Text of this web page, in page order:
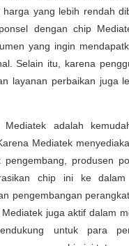
yang lebih rendah
dengan chip
yang ingin
Selain itu, karena
layanan perbaikan juga
adalah
Mediatek
produsen
chip ini ke dalam
pengembangan
juga aktif dalam
untuk para